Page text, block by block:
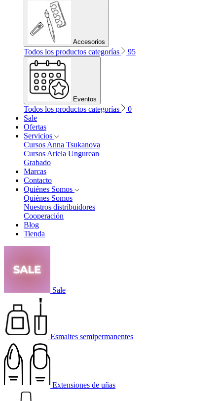
Accesorios
Todos los productos categorías 95
Eventos
Todos los productos categorías
0
Sale
Ofertas
Servicios
Cursos Anna Tsukanova
Cursos Ariela Ungurean
Grabado
Marcas
Contacto
Quiénes Somos
Quiénes Somos
Nuestros distribuidores
Cooperación
Blog
Tienda
Sale
Esmaltes semipermanentes
Extensiones de uñas